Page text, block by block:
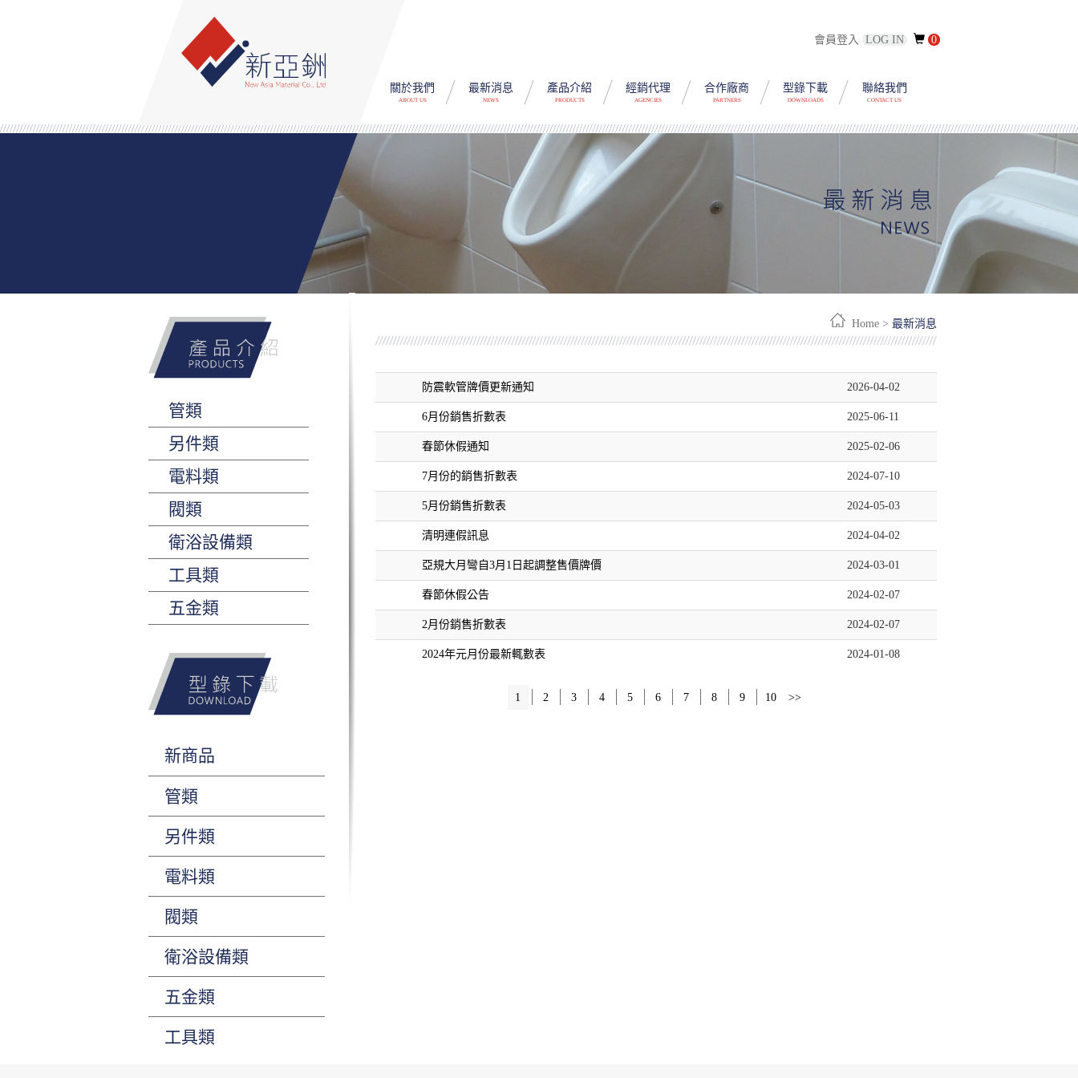
會員登入 LOG IN 0
關於我們
ABOUT US
最新消息
NEWS
產品介紹
PRODUCTS
經銷代理
AGENCIES
合作廠商
PARTNERS
型錄下載
DOWNLOADS
聯絡我們
CONTACT US
管類
另件類
電料類
閥類
衛浴設備類
工具類
五金類
新商品
管類
另件類
電料類
閥類
衛浴設備類
五金類
工具類
Home > 最新消息
防震軟管牌價更新通知 2026-04-02
6月份銷售折數表 2025-06-11
春節休假通知 2025-02-06
7月份的銷售折數表 2024-07-10
5月份銷售折數表 2024-05-03
清明連假訊息 2024-04-02
亞規大月彎自3月1日起調整售價牌價 2024-03-01
春節休假公告 2024-02-07
2月份銷售折數表 2024-02-07
2024年元月份最新輒數表 2024-01-08
1 2 3 4 5 6 7 8 9 10 >>